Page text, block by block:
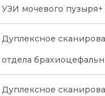
УЗИ мочевого пузыря+
Дуплексное
отдела
Дуплексное